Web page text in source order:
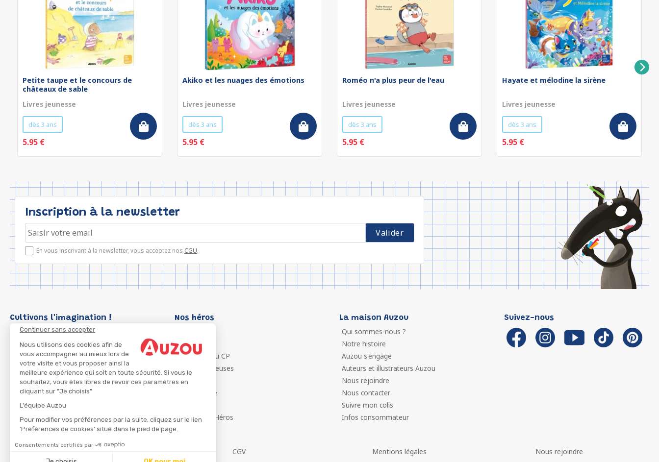
Continuer sans accepter
Nous utilisons des cookies afin de
vous accompagner au mieux lors de
votre visite et vous proposer ainsi la
meilleure expérience qui soit en toute sécurité. Si vous le
souhaitez, vous êtes libres de revoir ces paramètres en
cliquant sur "Je choisis"
L'équipe Auzou
Pour modifier vos préférences par la suite, cliquez sur le lien
'Préférences de cookies' situé dans le pied de page.
Consentements certifiés par
Petite taupe et le concours de
châteaux de sable
Livres jeunesse
dès 3 ans
5.95 €
Akiko et les nuages des émotions
Livres jeunesse
dès 3 ans
5.95 €
Roméo n'a plus peur de l'eau
Livres jeunesse
dès 3 ans
5.95 €
Hayate et mélodine la sirène
Livres jeunesse
dès 3 ans
5.95 €
Inscription à la newsletter
En vous inscrivant à la newsletter, vous acceptez nos CGU.
Cultivons l'imagination ! Nos héros
P'tit Loup
Les Héros du CP
Les Influenceuses
Migali
Petite Taupe
Ma Boîte à Héros
La maison Auzou
Qui sommes-nous ?
Notre histoire
Auzou s'engage
Auteurs et illustrateurs Auzou
Nous rejoindre
Nous contacter
Suivre mon colis
Infos consommateur
Suivez-nous
CGV Mentions légales Nous rejoindre